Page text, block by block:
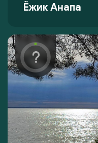
Ëжик Анапа